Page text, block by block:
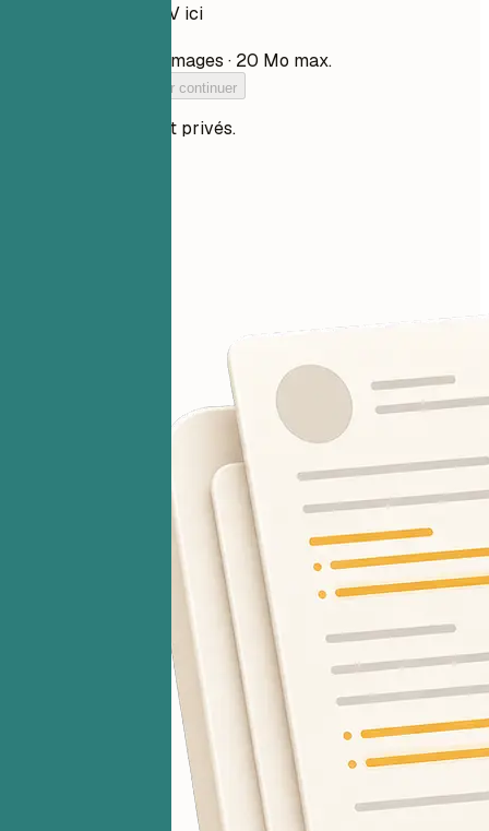
Déposez votre CV ici
PDF, DOCX, TXT et images · 20 Mo max.
Ajoutez votre CV pour continuer
Vos fichiers restent privés.